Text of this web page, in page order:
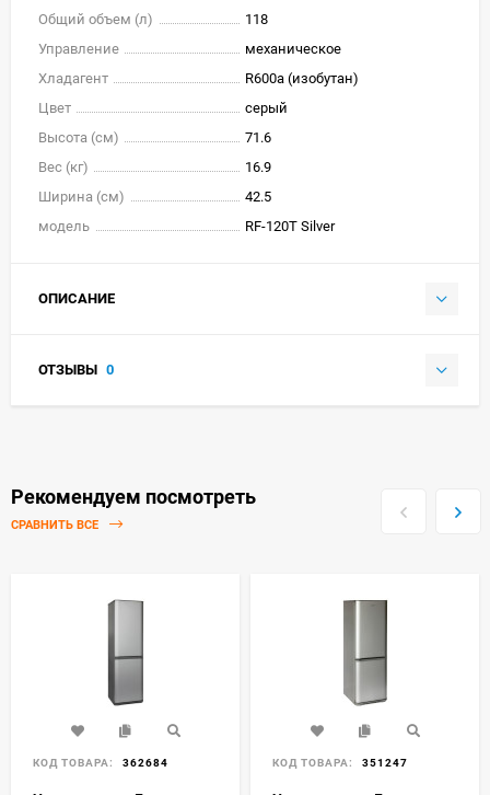
Общий объем (л)
118
Управление
механическое
Хладагент
R600a (изобутан)
Цвет
серый
Высота (см)
71.6
Вес (кг)
16.9
Ширина (см)
42.5
модель
RF-120T Silver
ОПИСАНИЕ
ОТЗЫВЫ 0
Рекомендуем посмотреть
СРАВНИТЬ ВСЕ
КОД ТОВАРА: 362684 КОД ТОВАРА: 351247